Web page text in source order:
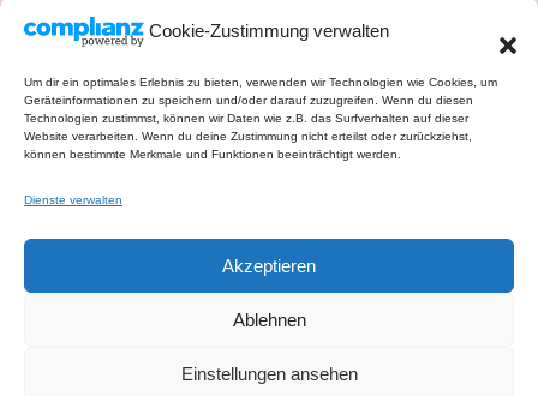
Cookie-Zustimmung verwalten
Um dir ein optimales Erlebnis zu bieten, verwenden wir Technologien wie Cookies, um
Geräteinformationen zu speichern und/oder darauf zuzugreifen. Wenn du diesen
Technologien zustimmst, können wir Daten wie z.B. das Surfverhalten auf dieser
Website verarbeiten. Wenn du deine Zustimmung nicht erteilst oder zurückziehst,
können bestimmte Merkmale und Funktionen beeinträchtigt werden.
Dienste verwalten
Akzeptieren
Ablehnen
Einstellungen ansehen